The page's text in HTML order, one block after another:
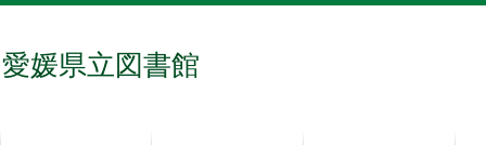
愛媛県立図書館